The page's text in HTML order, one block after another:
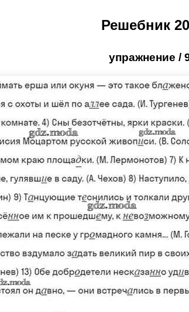
Решебник
упражнение /